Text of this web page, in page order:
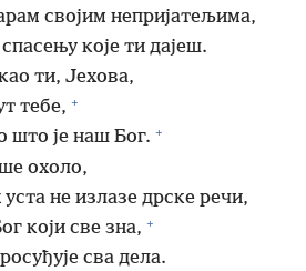
својим непријатељима,
које ти дајеш.
ти, Јехова,
тебе, +
што је наш Бог. +
охоло,
не излазе дрске речи,
који све зна, +
сва дела.